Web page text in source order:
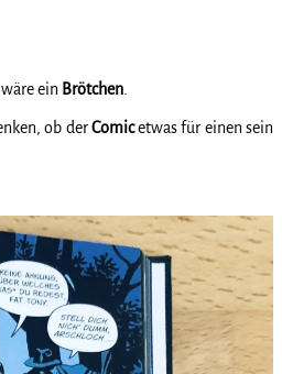
ein Brötchen
ob derComicetwas für einen sein